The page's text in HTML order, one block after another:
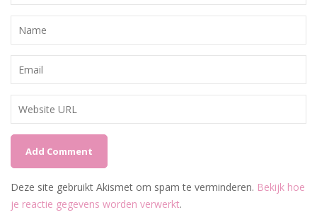
Deze site gebruikt Akismet om spam te verminderen. Bekijk hoe
je reactie gegevens worden verwerkt.